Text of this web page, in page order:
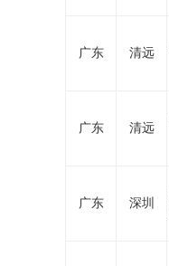
广东 清远
广东 清远
广东 深圳